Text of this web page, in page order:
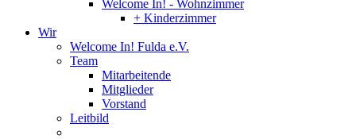
Welcome In! - Wohnzimmer
+ Kinderzimmer
Wir
Welcome In! Fulda e.V.
Team
Mitarbeitende
Mitglieder
Vorstand
Leitbild